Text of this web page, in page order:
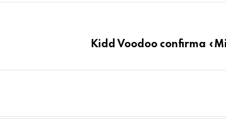
Kidd Voodoo confirma